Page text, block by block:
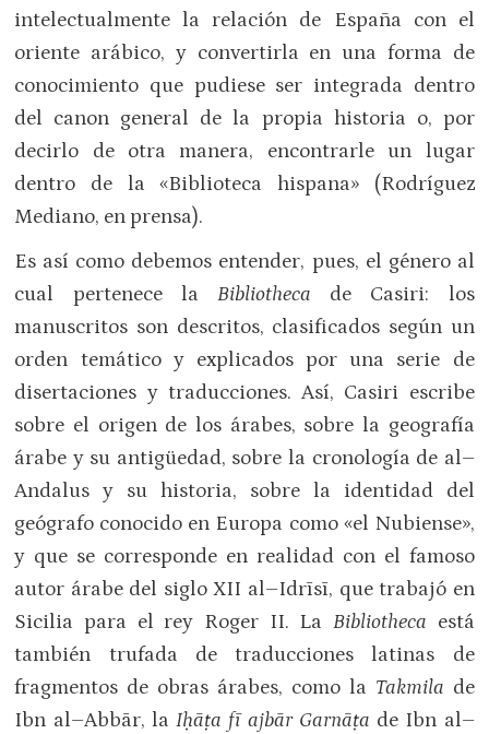
intelectualmente la relación de España con el
oriente arábico, y convertirla en una forma de
conocimiento que pudiese ser integrada dentro
del canon general de la propia historia o, por
decirlo de otra manera, encontrarle un lugar
dentro de la «Biblioteca hispana» (Rodríguez
Mediano, en prensa).
Es así como debemos entender, pues, el género al
cual pertenece la Bibliotheca de Casiri: los
manuscritos son descritos, clasificados según un
orden temático y explicados por una serie de
disertaciones y traducciones. Así, Casiri escribe
sobre el origen de los árabes, sobre la geografía
árabe y su antigüedad, sobre la cronología de al–
Andalus y su historia, sobre la identidad del
geógrafo conocido en Europa como «el Nubiense»,
y que se corresponde en realidad con el famoso
autor árabe del siglo XII al–Idrīsī, que trabajó en
Sicilia para el rey Roger II. La Bibliotheca está
también trufada de traducciones latinas de
fragmentos de obras árabes, como la Takmila de
Ibn al–Abbār, laIḥāṭa fī ajbār Garnāṭa de Ibn al–